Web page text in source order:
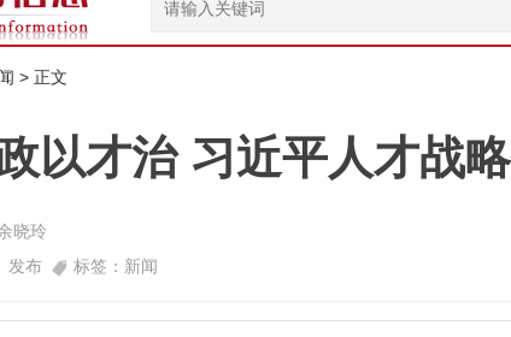
> 正文
以才治 习近平人才战
晓玲
发布
标签：新闻